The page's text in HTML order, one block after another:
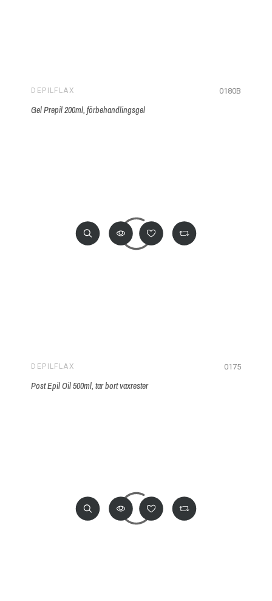
DEPILFLAX 0180B
Gel Prepil 200ml, förbehandlingsgel
DEPILFLAX 0175
Post Epil Oil 500ml, tar bort vaxrester